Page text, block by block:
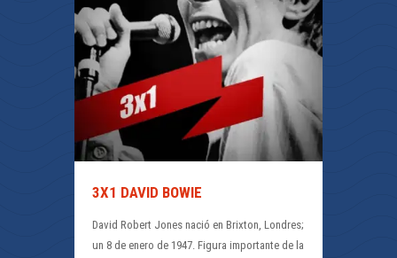
3X1 DAVID BOWIE
David Robert Jones nació en Brixton, Londres;
un 8 de enero de 1947. Figura importante de la